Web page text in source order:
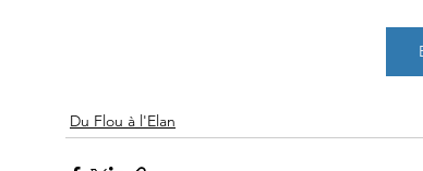
Du Flou à l'Elan